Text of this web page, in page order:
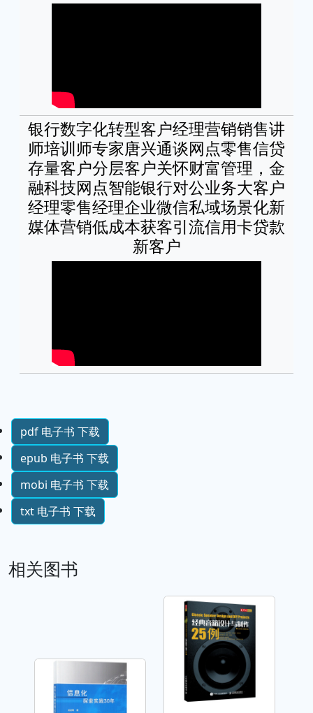
银行数字化转型客户经理营销销售讲
师培训师专家唐兴通谈网点零售信贷
存量客户分层客户关怀财富管理，金
融科技网点智能银行对公业务大客户
经理零售经理企业微信私域场景化新
媒体营销低成本获客引流信用卡贷款
新客户
pdf 电子书 下载
epub 电子书 下载
mobi 电子书 下载
txt 电子书 下载
相关图书